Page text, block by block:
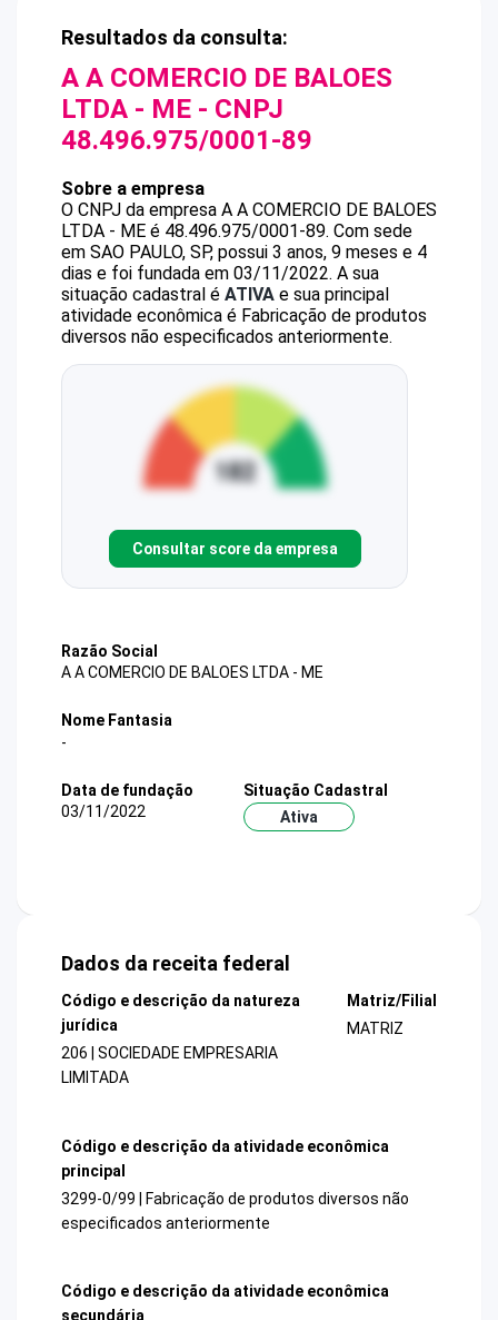
Resultados da consulta:
A A COMERCIO DE BALOES
LTDA - ME - CNPJ
48.496.975/0001-89
Sobre a empresa
O CNPJ da empresa A A COMERCIO DE BALOES
LTDA - ME é 48.496.975/0001-89. Com sede
em SAO PAULO, SP, possui 3 anos, 9 meses e 4
dias e foi fundada em 03/11/2022. A sua
situação cadastral é ATIVA e sua principal
atividade econômica é Fabricação de produtos
diversos não especificados anteriormente.
Consultar score da empresa
Razão Social
A A COMERCIO DE BALOES LTDA - ME
Nome Fantasia
-
Data de fundação
03/11/2022
Situação Cadastral
Ativa
Dados da receita federal
Código e descrição da natureza
jurídica
206 | SOCIEDADE EMPRESARIA
LIMITADA
Matriz/Filial
MATRIZ
Código e descrição da atividade econômica
principal
3299-0/99 | Fabricação de produtos diversos não
especificados anteriormente
Código e descrição da atividade econômica
secundária